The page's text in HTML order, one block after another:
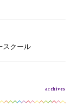
スクール